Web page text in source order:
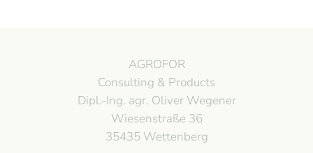
AGROFOR
Consulting & Products
Dipl.-Ing. agr. Oliver Wegener
Wiesenstraße 36
35435 Wettenberg